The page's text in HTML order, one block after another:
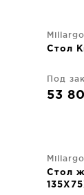
Millargo
Стол
Под
53
Millargo
Стол